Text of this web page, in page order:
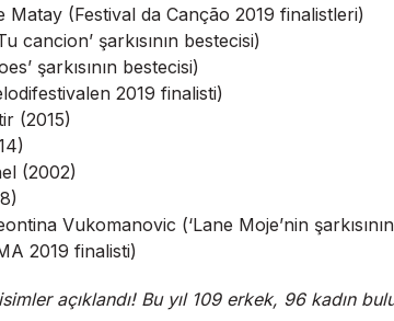
Matay (Festival da Canção 2019 finalistleri)
cancion’ şarkısının bestecisi)
şarkısının bestecisi)
2019 finalisti)
(2015)
(2002)
Vukomanovic (‘Lane Moje’nin
2019 finalisti)
açıklandı! Bu yıl 109 erkek, 96 kadın